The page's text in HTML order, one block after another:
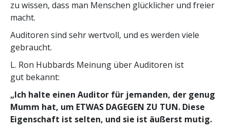
zu wissen, dass man Menschen glücklicher und freier
macht.
Auditoren sind sehr wertvoll, und es werden viele
gebraucht.
L. Ron Hubbards Meinung über Auditoren ist
gut bekannt:
„Ich halte einen Auditor für jemanden, der genug
Mumm hat, um ETWAS DAGEGEN ZU TUN. Diese
Eigenschaft ist selten, und sie ist äußerst mutig.